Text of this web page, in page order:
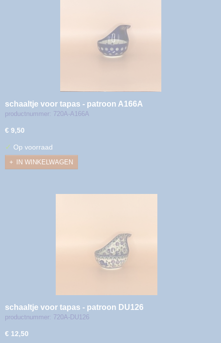
schaaltje voor tapas - patroon A166A
productnummer: 720A-A166A
€ 9,50
✓ Op voorraad
IN WINKELWAGEN
schaaltje voor tapas - patroon DU126
productnummer: 720A-DU126
€ 12,50